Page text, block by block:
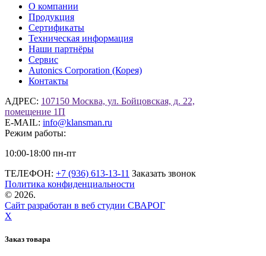
О компании
Продукция
Сертификаты
Техническая информация
Наши партнёры
Сервис
Autonics Corporation (Корея)
Контакты
АДРЕС: 107150 Москва, ул. Бойцовская, д. 22,
помещение 1П
E-MAIL: info@klansman.ru
Режим работы:
10:00-18:00 пн-пт
ТЕЛЕФОН: +7 (936) 613-13-11 Заказать звонок
Политика конфиденциальности
© 2026.
Сайт разработан в веб студии СВАРОГ
X
Заказ товара